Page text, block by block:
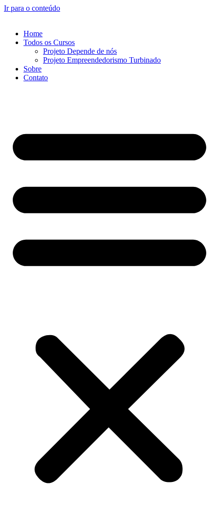
Ir para o conteúdo
Home
Todos os Cursos
Projeto Depende de nós
Projeto Empreendedorismo Turbinado
Sobre
Contato